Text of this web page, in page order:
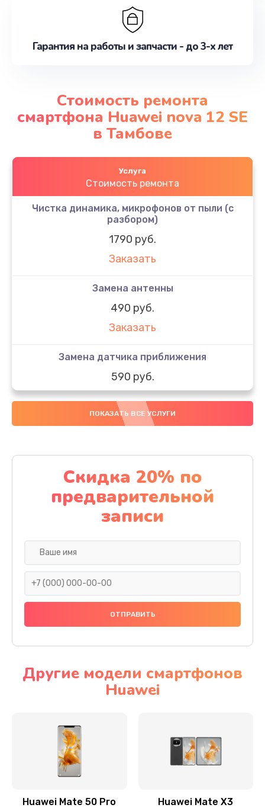
Гарантия на работы и запчасти - до 3-х лет
Стоимость ремонта
смартфона Huawei nova 12 SE
в Тамбове
Услуга
Стоимость ремонта
Чистка динамика, микрофонов от пыли (с
разбором)
1790 руб.
Заказать
Замена антенны
490 руб.
Заказать
Замена датчика приближения
590 руб.
Заказать
Замена стекла
Обновление ПО
890 руб.
290 руб.
Заказать
Заказать
Замена микрофона
ПОКАЗАТЬ ВСЕ УСЛУГИ
Скидка 20% по
предварительной
записи
Другие модели смартфонов
Huawei
Huawei Mate 50 Pro Huawei Mate X3